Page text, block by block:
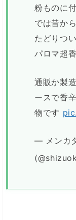
粉ものに
では昔か
たどりつ
パロマ超
通販か製
ースで香
物です
— メンカ